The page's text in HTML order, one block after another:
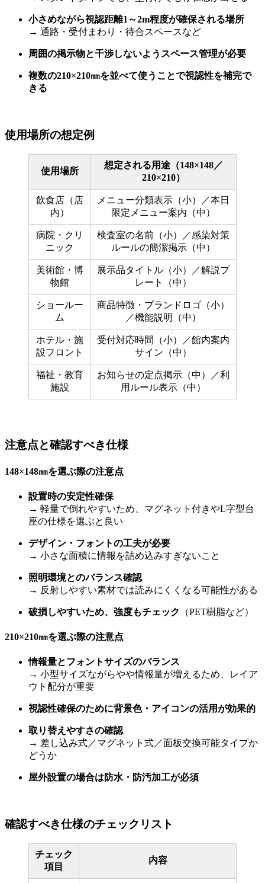
小さめながら視認距離1～2m程度が確保される場所
→ 通路・受付まわり・待合スペースなど
周囲の掲示物と干渉しないようスペース管理が必要
複数の210×210㎜を並べて使うことで視認性を補完で
きる
使用場所の想定例
使用場所
想定される用途（148×148／
210×210）
飲食店（店
内）
メニュー分類表示（小）／本日
限定メニュー案内（中）
病院・クリ
ニック
検査室の名前（小）／感染対策
ルールの簡潔掲示（中）
美術館・博
物館
展示品タイトル（小）／解説プ
レート（中）
ショールー
ム
商品特徴・ブランドロゴ（小）
／機能説明（中）
ホテル・施
設フロント
受付対応時間（小）／館内案内
サイン（中）
福祉・教育
施設
お知らせの定点掲示（中）／利
用ルール表示（中）
注意点と確認すべき仕様
148×148㎜を選ぶ際の注意点
設置時の安定性確保
→ 軽量で倒れやすいため、マグネット付きやL字型台
座の仕様を選ぶと良い
デザイン・フォントの工夫が必要
→ 小さな面積に情報を詰め込みすぎないこと
照明環境とのバランス確認
→ 反射しやすい素材では読みにくくなる可能性がある
破損しやすいため、強度もチェック （PET樹脂など）
210×210㎜を選ぶ際の注意点
情報量とフォントサイズのバランス
→ 小型サイズながらやや情報量が増えるため、レイア
ウト配分が重要
視認性確保のために背景色・アイコンの活用が効果的
取り替えやすさの確認
→ 差し込み式／マグネット式／面板交換可能タイプか
どうか
屋外設置の場合は防水・防汚加工が必須
確認すべき仕様のチェックリスト
チェック
項目
内容